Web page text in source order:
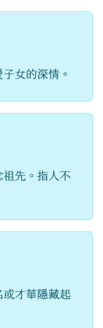
女的深情。
祖先。指人不
或才華隱藏起